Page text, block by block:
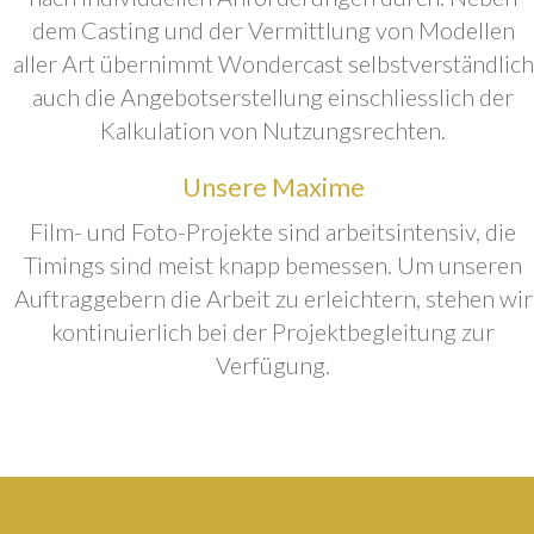
dem Casting und der Vermittlung von Modellen
aller Art übernimmt Wondercast selbstverständlich
auch die Angebotserstellung einschliesslich der
Kalkulation von Nutzungsrechten.
Unsere Maxime
Film- und Foto-Projekte sind arbeitsintensiv, die
Timings sind meist knapp bemessen. Um unseren
Auftraggebern die Arbeit zu erleichtern, stehen wir
kontinuierlich bei der Projektbegleitung zur
Verfügung.